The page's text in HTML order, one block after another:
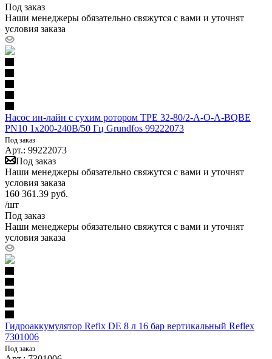
Под заказ
Наши менеджеры обязательно свяжутся с вами и уточнят
условия заказа
Насос ин-лайн с сухим ротором TPE 32-80/2-A-O-A-BQBE
PN10 1х200-240В/50 Гц Grundfos 99222073
Под заказ
Арт.: 99222073
Под заказ
Наши менеджеры обязательно свяжутся с вами и уточнят
условия заказа
160 361.39 руб.
/шт
Под заказ
Наши менеджеры обязательно свяжутся с вами и уточнят
условия заказа
Гидроаккумулятор Refix DE 8 л 16 бар вертикальный Reflex
7301006
Под заказ